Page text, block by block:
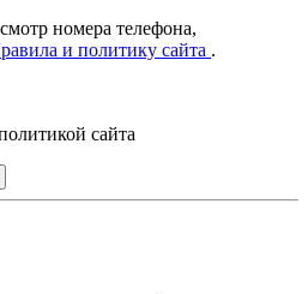
номера телефона,
и политику сайта .
сайта